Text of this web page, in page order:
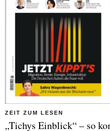
ZEIT ZUM LESEN
„Tichys Einblick“ – so